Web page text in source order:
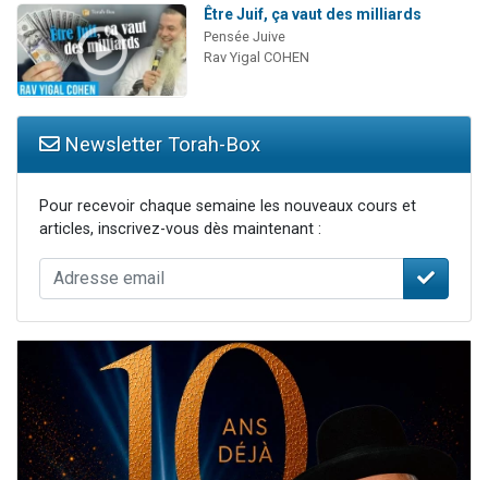
Être Juif, ça vaut des milliards
Pensée Juive
Rav Yigal COHEN
Newsletter Torah-Box
Pour recevoir chaque semaine les nouveaux cours et
articles, inscrivez-vous dès maintenant :